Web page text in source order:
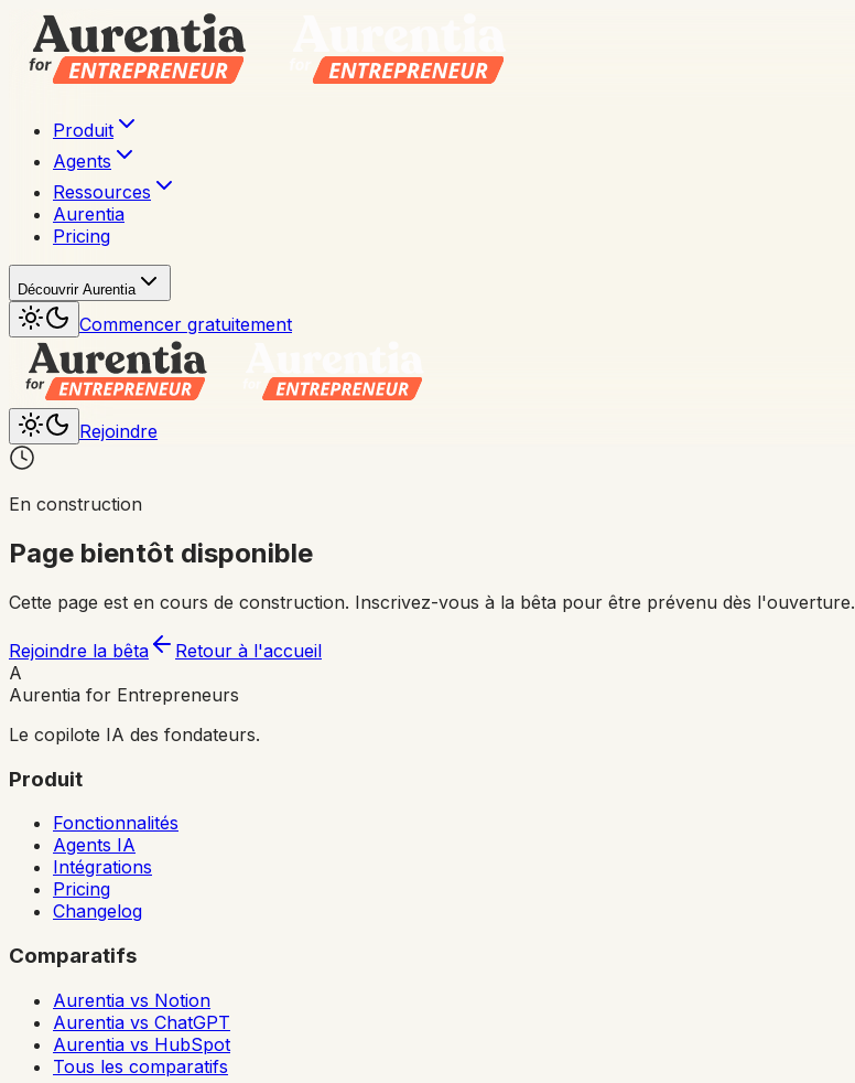
Produit
Agents
Ressources
Aurentia
Pricing
Découvrir Aurentia
Commencer gratuitement
Rejoindre
En construction
Page bientôt disponible
Cette page est en cours de construction. Inscrivez-vous à la bêta pour être prévenu dès l'ouverture.
Rejoindre la bêta
Retour à l'accueil
A
Aurentia for Entrepreneurs
Le copilote IA des fondateurs.
Produit
Fonctionnalités
Agents IA
Intégrations
Pricing
Changelog
Comparatifs
Aurentia vs Notion
Aurentia vs ChatGPT
Aurentia vs HubSpot
Tous les comparatifs